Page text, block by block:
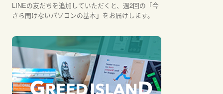
LINEの友だちを追加していただくと、週2回の「今
さら聞けないパソコンの基本」をお届けします。